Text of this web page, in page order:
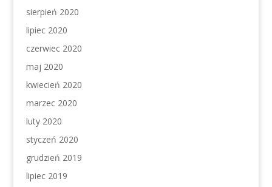
sierpień 2020
lipiec 2020
czerwiec 2020
maj 2020
kwiecień 2020
marzec 2020
luty 2020
styczeń 2020
grudzień 2019
lipiec 2019